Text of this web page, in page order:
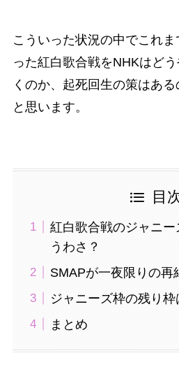
こういった状況の中でこれ
った紅白歌合戦をNHKはど
くのか、起死回生の策はあ
と思います。
目
紅白歌合戦のジャニ
うわさ？
SMAPが一夜限りの再
ジャニーズ枠の残り
まとめ